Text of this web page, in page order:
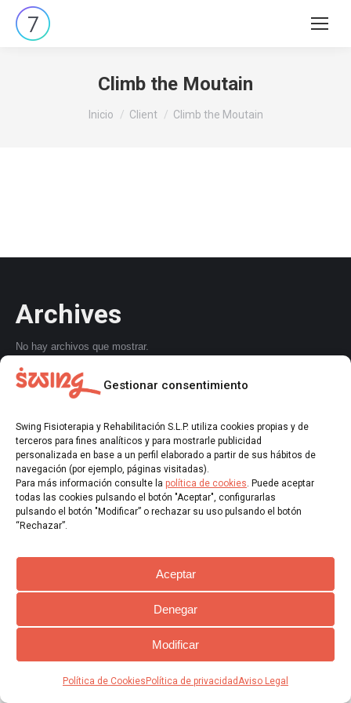
Gestionar consentimiento
Swing Fisioterapia y Rehabilitación S.L.P. utiliza cookies propias y de
terceros para fines analíticos y para mostrarle publicidad
personalizada en base a un perfil elaborado a partir de sus hábitos de
navegación (por ejemplo, páginas visitadas).
Para más información consulte la política de cookies. Puede aceptar
todas las cookies pulsando el botón "Aceptar", configurarlas
pulsando el botón "Modificar” o rechazar su uso pulsando el botón
“Rechazar”.
Aceptar
Denegar
Modificar
Política de Cookies Política de privacidadAviso Legal
Climb the Moutain
Estás aquí:
Inicio Client Climb the Moutain
Archives
No hay archivos que mostrar.
Categories
No hay categorías